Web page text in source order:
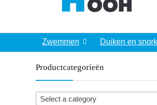
Zwemmen Duiken en
Productcategorieën
Select a category